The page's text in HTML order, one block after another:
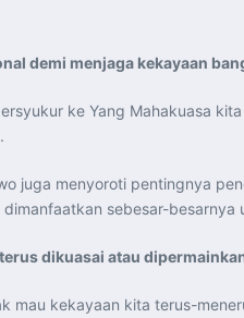
demi menjaga kekayaan
ke Yang Mahakuasa
juga menyoroti pentingnya
sebesar-
dikuasai atau
mau kekayaan kita terus-